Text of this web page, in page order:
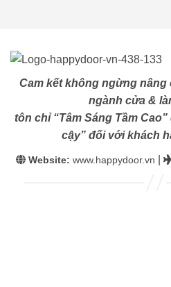
Cam kết không ngừng
ngành cửa &
tôn chỉ “Tâm Sáng Tầm
cậy” đối với khách
Website: www.happydoor.vn